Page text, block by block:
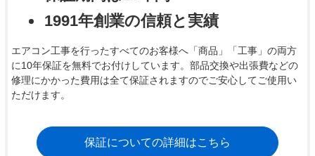
1991年創業の信頼と実績
エアコン工事を行ったすべてのお客様へ「商品」「工事」の両方
に10年保証を無料でお付けしています。部品交換や出張費などの
修理にかかった費用は全て保証されますのでご安心してご使用い
ただけます。
保証についての詳細はこちら